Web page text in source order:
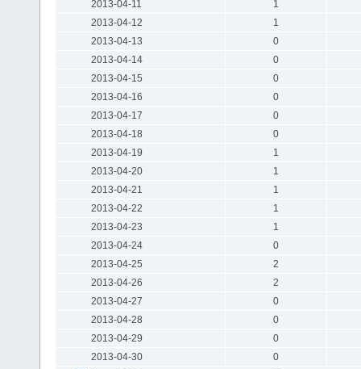
2013-04-11
1
2013-04-12
1
2013-04-13
0
2013-04-14
0
2013-04-15
0
2013-04-16
0
2013-04-17
0
2013-04-18
0
2013-04-19
1
2013-04-20
1
2013-04-21
1
2013-04-22
1
2013-04-23
1
2013-04-24
0
2013-04-25
2
2013-04-26
2
2013-04-27
0
2013-04-28
0
2013-04-29
0
2013-04-30
0